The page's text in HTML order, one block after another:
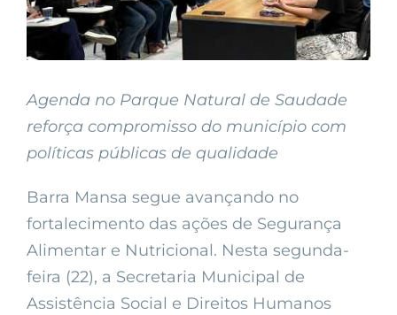
Agenda no Parque Natural de Saudade
reforça compromisso do município com
políticas públicas de qualidade
Barra Mansa segue avançando no
fortalecimento das ações de Segurança
Alimentar e Nutricional. Nesta segunda-
feira (22), a Secretaria Municipal de
Assistência Social e Direitos Humanos